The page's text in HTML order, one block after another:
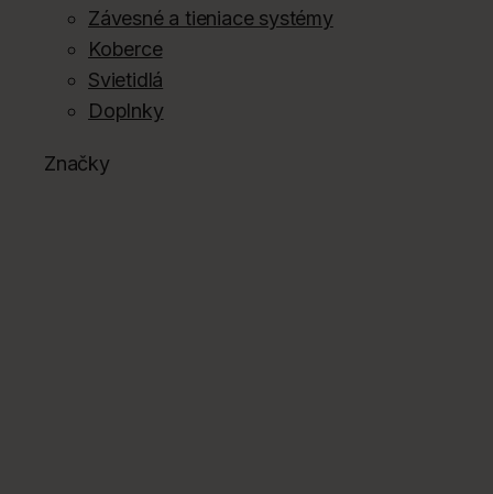
Závesné a tieniace systémy
Koberce
Svietidlá
Doplnky
Značky